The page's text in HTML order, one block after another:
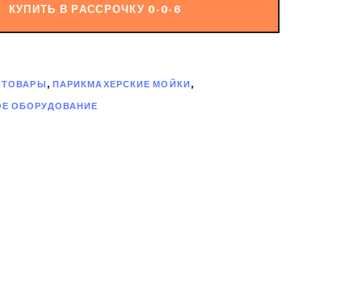
КУПИТЬ В РАССРОЧКУ 0-0-6
ТОВАРЫ , ПАРИКМАХЕРСКИЕ МОЙКИ,
ОБОРУДОВАНИЕ